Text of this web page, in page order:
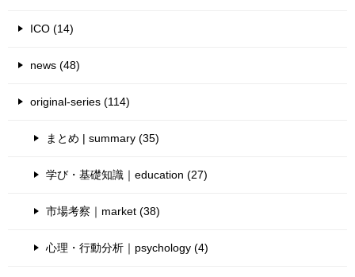
ICO (14)
news (48)
original-series (114)
まとめ | summary (35)
学び・基礎知識｜education (27)
市場考察｜market (38)
心理・行動分析｜psychology (4)